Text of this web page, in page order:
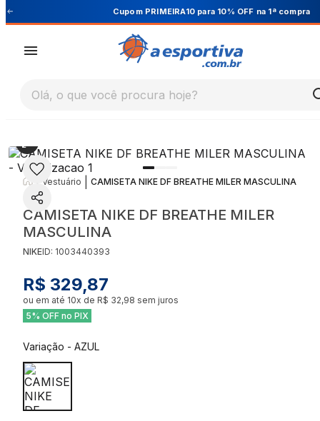
Cupom PRIMEIRA10 para 10% OFF na 1ª compra
Olá, o que você procura hoje?
Vestuário CAMISETA NIKE DF BREATHE MILER MASCULINA
CAMISETA NIKE DF BREATHE MILER
MASCULINA
NIKEID: 1003440393
R$ 329,87
ou em até 10x de R$ 32,98 sem juros
5% OFF no PIX
Variação - AZUL